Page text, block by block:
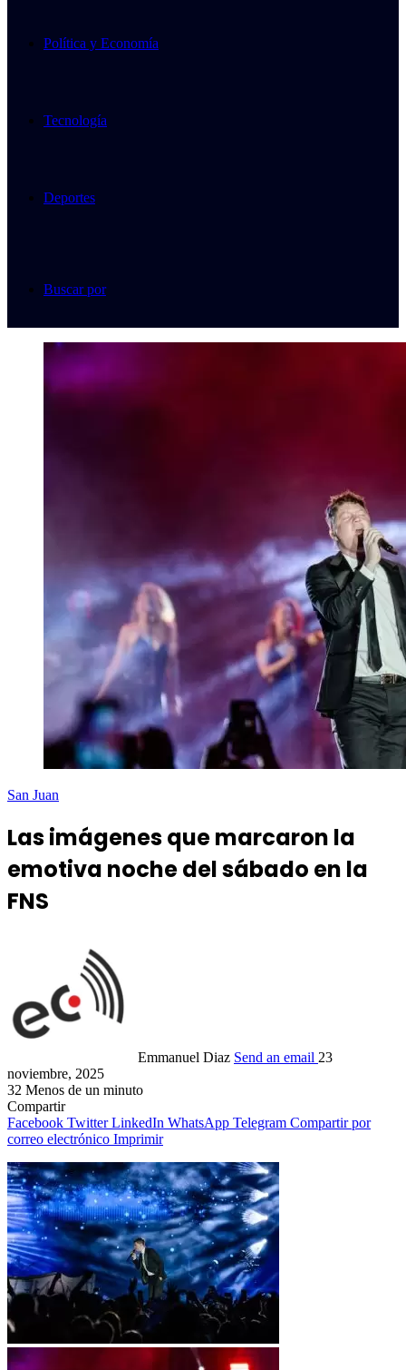
Política y Economía
Tecnología
Deportes
Buscar por
San Juan
Las imágenes que marcaron la
emotiva noche del sábado en la
FNS
Emmanuel Diaz Send an email 23
noviembre, 2025
32 Menos de un minuto
Compartir
Facebook Twitter LinkedIn WhatsApp Telegram Compartir por
correo electrónico Imprimir